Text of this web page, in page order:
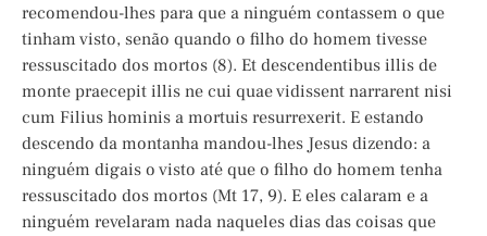
recomendou-lhes para que a ninguém contassem o que
tinham visto, senão quando o filho do homem tivesse
ressuscitado dos mortos (8). Et descendentibus illis de
monte praecepit illis ne cui quae vidissent narrarent nisi
cum Filius hominis a mortuis resurrexerit. E estando
descendo da montanha mandou-lhes Jesus dizendo: a
ninguém digais o visto até que o filho do homem tenha
ressuscitado dos mortos (Mt 17, 9). E eles calaram e a
ninguém revelaram nada naqueles dias das coisas que